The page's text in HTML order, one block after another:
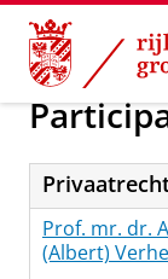
Skip
Content
Skip
Navigation
Prof. mr. dr.
(Albert)